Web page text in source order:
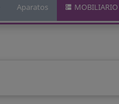
Aparatos MOBILIARIO